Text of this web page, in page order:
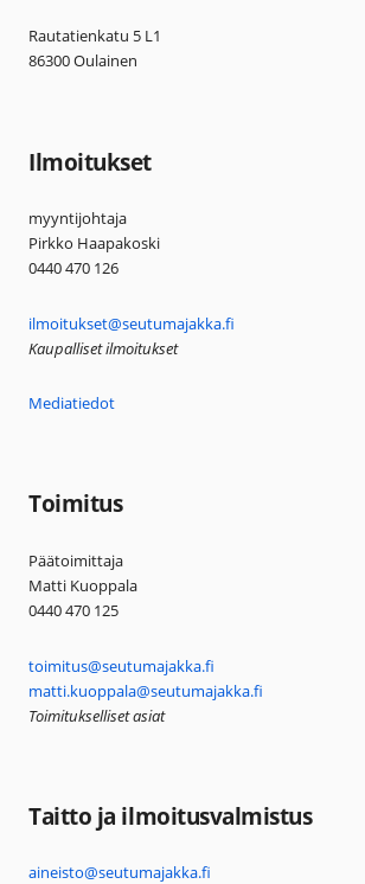
Rautatienkatu 5 L1
86300 Oulainen
Ilmoitukset
myyntijohtaja
Pirkko Haapakoski
0440 470 126
ilmoitukset@seutumajakka.fi
Kaupalliset ilmoitukset
Mediatiedot
Toimitus
Päätoimittaja
Matti Kuoppala
0440 470 125
toimitus@seutumajakka.fi
matti.kuoppala@seutumajakka.fi
Toimitukselliset asiat
Taitto ja ilmoitusvalmistus
aineisto@seutumajakka.fi